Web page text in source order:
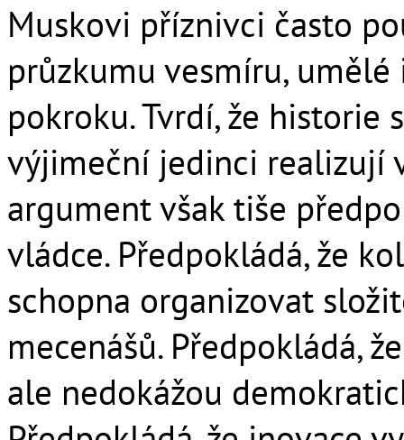
Muskovi příznivci často
průzkumu vesmíru,
pokroku. Tvrdí, že historie
výjimeční jedinci realizují
argument však tiše
vládce. Předpokládá, že
schopna organizovat
mecenášů. Předpokládá,
ale nedokážou